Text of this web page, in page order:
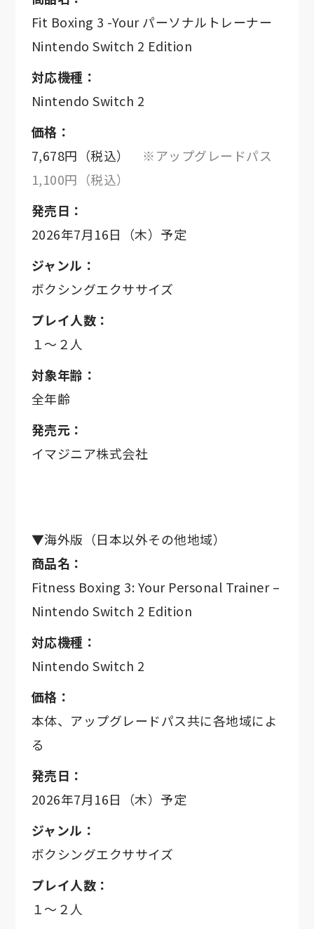
Fit Boxing 3 -Your パーソナルトレーナー
Nintendo Switch 2 Edition
対応機種：
Nintendo Switch 2
価格：
7,678円（税込） ※アップグレードパス
1,100円（税込）
発売日：
2026年7月16日（木）予定
ジャンル：
ボクシングエクササイズ
プレイ人数：
１～２人
対象年齢：
全年齢
発売元：
イマジニア株式会社
▼海外版（日本以外その他地域）
商品名：
Fitness Boxing 3: Your Personal Trainer –
Nintendo Switch 2 Edition
対応機種：
Nintendo Switch 2
価格：
本体、アップグレードパス共に各地域によ
る
発売日：
2026年7月16日（木）予定
ジャンル：
ボクシングエクササイズ
プレイ人数：
１～２人